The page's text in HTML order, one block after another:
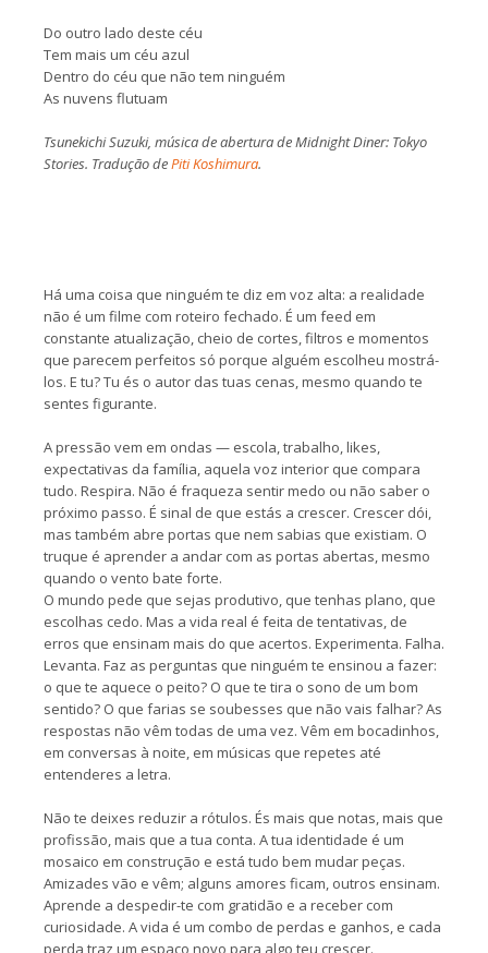
Do outro lado deste céu
Tem mais um céu azul
Dentro do céu que não tem ninguém
As nuvens flutuam
Tsunekichi Suzuki, música de abertura de Midnight Diner: Tokyo
Stories. Tradução dePiti Koshimura.
Há uma coisa que ninguém te diz em voz alta: a realidade
não é um filme com roteiro fechado. É um feed em
constante atualização, cheio de cortes, filtros e momentos
que parecem perfeitos só porque alguém escolheu mostrá-
los. E tu? Tu és o autor das tuas cenas, mesmo quando te
sentes figurante.
A pressão vem em ondas — escola, trabalho, likes,
expectativas da família, aquela voz interior que compara
tudo. Respira. Não é fraqueza sentir medo ou não saber o
próximo passo. É sinal de que estás a crescer. Crescer dói,
mas também abre portas que nem sabias que existiam. O
truque é aprender a andar com as portas abertas, mesmo
quando o vento bate forte.
O mundo pede que sejas produtivo, que tenhas plano, que
escolhas cedo. Mas a vida real é feita de tentativas, de
erros que ensinam mais do que acertos. Experimenta. Falha.
Levanta. Faz as perguntas que ninguém te ensinou a fazer:
o que te aquece o peito? O que te tira o sono de um bom
sentido? O que farias se soubesses que não vais falhar? As
respostas não vêm todas de uma vez. Vêm em bocadinhos,
em conversas à noite, em músicas que repetes até
entenderes a letra.
Não te deixes reduzir a rótulos. És mais que notas, mais que
profissão, mais que a tua conta. A tua identidade é um
mosaico em construção e está tudo bem mudar peças.
Amizades vão e vêm; alguns amores ficam, outros ensinam.
Aprende a despedir-te com gratidão e a receber com
curiosidade. A vida é um combo de perdas e ganhos, e cada
perda traz um espaço novo para algo teu crescer.